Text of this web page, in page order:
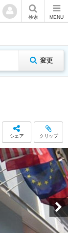
検索 MENU
変更
シェア クリップ